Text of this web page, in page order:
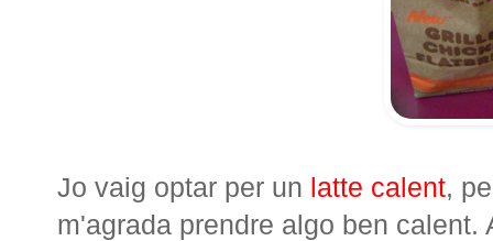
Jo vaig optar per un latte calent,
m'agrada prendre algo ben